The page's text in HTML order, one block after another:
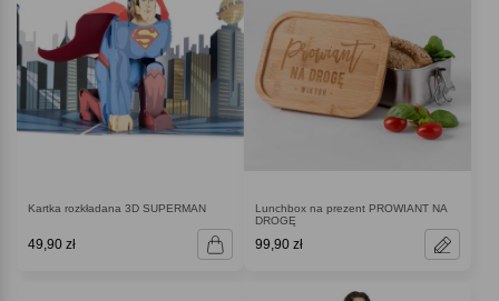
Kartka rozkładana 3D SUPERMAN
49,90 zł
Lunchbox na prezent PROWIANT NA
DROGĘ
99,90 zł